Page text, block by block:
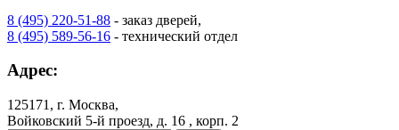
8 (495) 220-51-88 - заказ дверей,
8 (495) 589-56-16 - технический отдел
Адрес:
125171, г. Москва,
Войковский 5-й проезд, д. 16 , корп. 2